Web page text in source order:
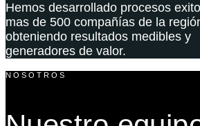
Hemos desarrollado procesos
mas de 500 compañías de la
obteniendo resultados medibles y
generadores de valor.
NOSOTROS